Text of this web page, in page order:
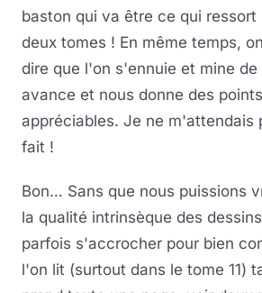
baston qui va être ce qui ressort
deux tomes ! En même temps,
dire que l'on s'ennuie et mine
avance et nous donne des
appréciables. Je ne m'attendais
fait !
Bon… Sans que nous puissions
la qualité intrinsèque des
parfois s'accrocher pour bien
l'on lit (surtout dans le tome 11)